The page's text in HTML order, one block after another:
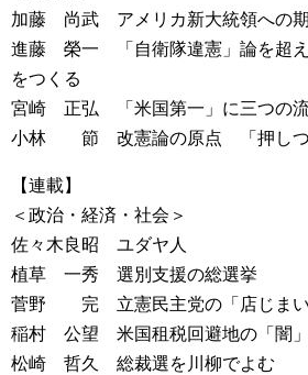
加藤 尚武 アメリカ新大統領への
進藤 榮一 「自衛隊違憲」論を超
をつくる
宮崎 正弘 「米国第一」に三つの
小林 節 改憲論の原点 「押しつ
【連載】
＜政治・経済・社会＞
佐々木良昭 ユダヤ人
植草 一秀 選別支援の総選挙
菅野 完 立憲民主党の「店じまい
稲村 公望 米国租税回避地の「闇」
松崎 哲久 総裁選を川柳でよむ